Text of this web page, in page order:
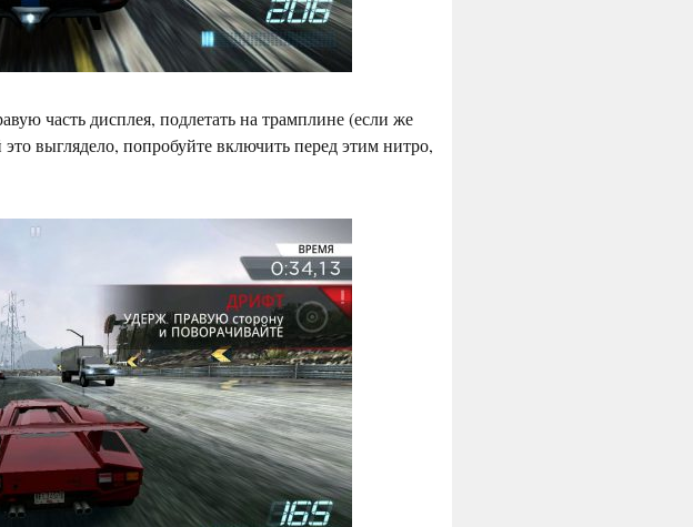
часть дисплея, подлетать на трамплине (если же
выглядело, попробуйте включить перед этим нитро,